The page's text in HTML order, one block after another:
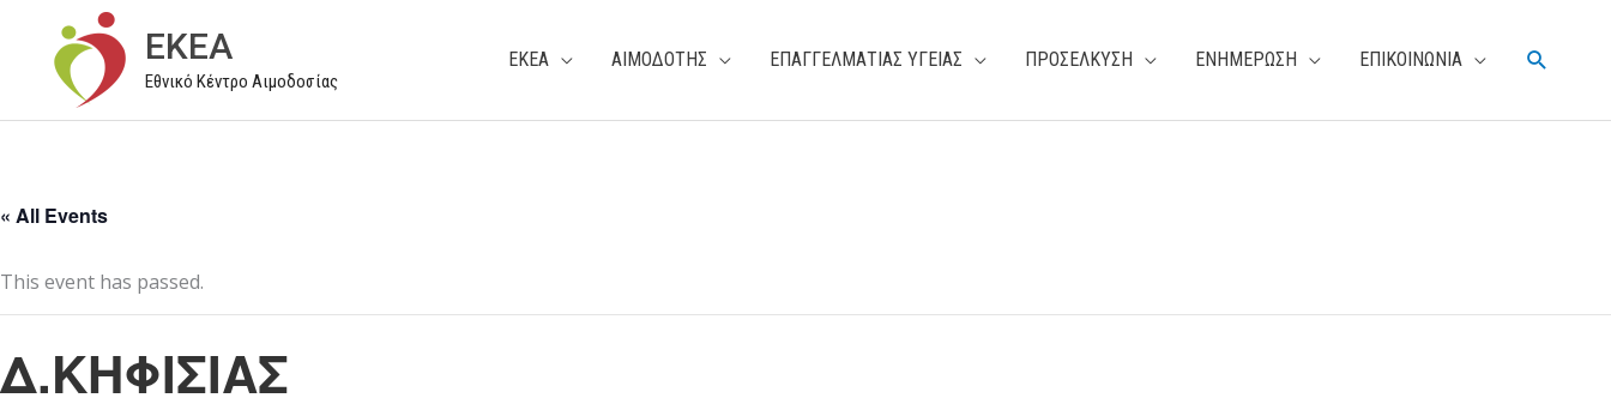
περιεχόμενο
EKEA
Εθνικό Κέντρο Αιμοδοσίας
ΕΚΕΑ ΑΙΜΟΔΟΤΗΣ ΕΠΑΓΓΕΛΜΑΤΙΑΣ ΥΓΕΙΑΣ ΠΡΟΣΕΛΚΥΣΗ ΕΝΗΜΕΡΩΣΗ ΕΠΙΚΟΙΝΩΝΙΑ
« All Events
This event has passed.
Δ.ΚΗΦΙΣΙΑΣ